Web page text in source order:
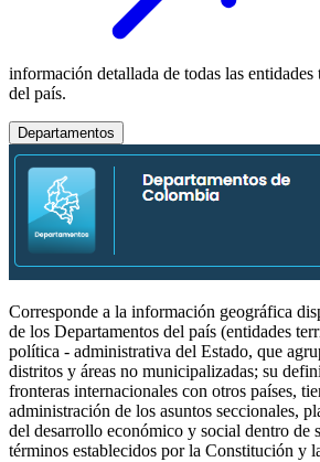
información detallada de todas las
del país.
Departamentos
Corresponde a la información geográfica
de los Departamentos del país (entidades
política - administrativa del Estado, que
distritos y áreas no municipalizadas; su
fronteras internacionales con otros países,
administración de los asuntos seccionales,
del desarrollo económico y social dentro de
términos establecidos por la Constitución y